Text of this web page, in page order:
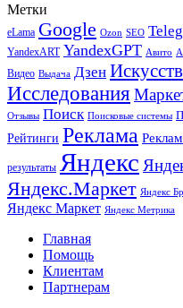
Метки
eLama Google Ozon SEO
YandexART YandexGPT Авито
Видео Выдача Дзен
Исследования
Отзывы Поиск Поисковые системы
Рейтинги Реклама
результаты Яндекс
Яндекс.Маркет Яндекс
Яндекс Маркет Яндекс Метрика
Главная
Помощь
Клиентам
Партнерам